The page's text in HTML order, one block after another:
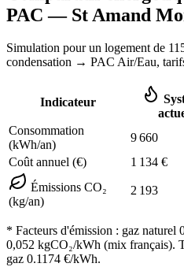
PAC — St Amand
Simulation pour un logement de
condensation → PAC Air/Eau,
Indicateur
Consommation
(kWh/an)
9 660
Coût annuel (€)
1 134 €
Émissions CO₂
(kg/an)
2 193
* Facteurs d'émission : gaz naturel
0,052 kgCO₂/kWh (mix français).
gaz 0.1174 €/kWh.